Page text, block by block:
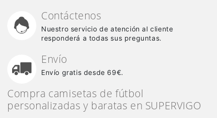
Contáctenos
Nuestro servicio de atención al cliente
responderá a todas sus preguntas.
Envío
Envío gratis desde 69€.
Compra camisetas de fútbol
personalizadas y baratas en SUPERVIGO